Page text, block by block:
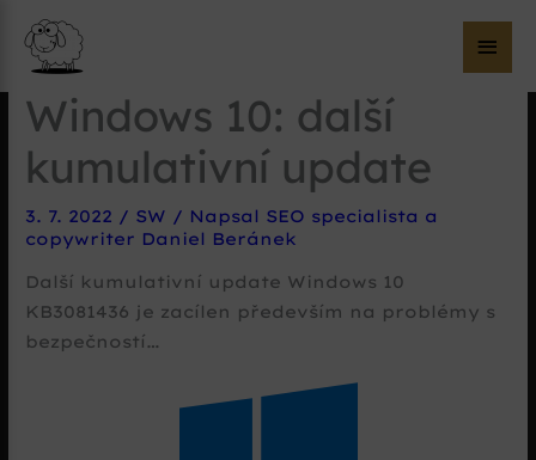
Windows 10: další
kumulativní update
3. 7. 2022 / SW / Napsal SEO specialista a
copywriter Daniel Beránek
Další kumulativní update Windows 10
KB3081436 je zacílen především na problémy s
bezpečností…